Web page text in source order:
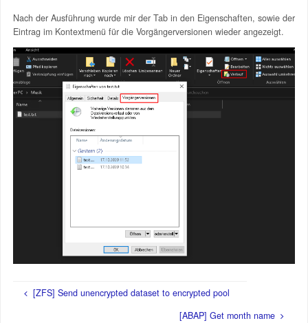
Nach der Ausführung wurde mir der Tab in den Eigenschaften, sowie der
Eintrag im Kontextmenü für die Vorgängerversionen wieder angezeigt.
[ZFS] Send unencrypted dataset to encrypted pool
[ABAP] Get month name